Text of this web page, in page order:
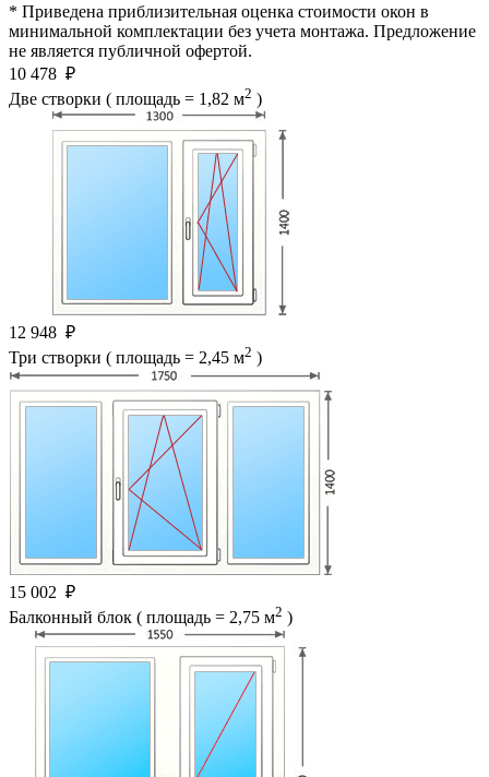
* Приведена приблизительная оценка стоимости окон в
минимальной комплектации без учета монтажа. Предложение
не является публичной офертой.
10 478 ₽
Две створки ( площадь = 1,82 м2 )
12 948 ₽
Три створки ( площадь = 2,45 м2 )
15 002 ₽
Балконный блок ( площадь = 2,75 м2 )